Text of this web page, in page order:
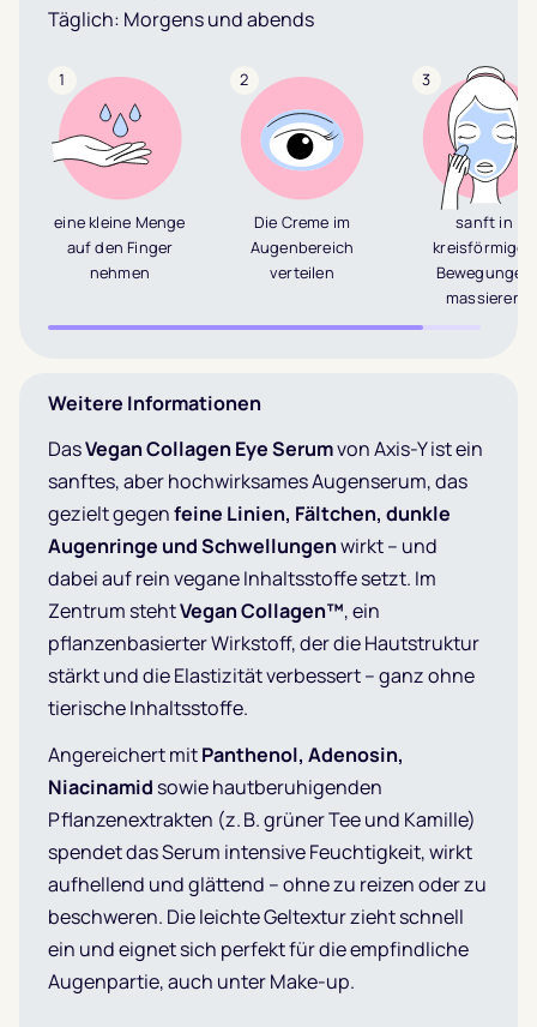
Täglich: Morgens und abends
1
eine kleine Menge
auf den Finger
nehmen
2
Die Creme im
Augenbereich
verteilen
3
sanft in
kreisförmigen
Bewegungen
massieren
Weitere Informationen
DasVegan Collagen Eye Serumvon Axis-Y ist ein
sanftes, aber hochwirksames Augenserum, das
gezielt gegenfeine Linien, Fältchen, dunkle
Augenringe und Schwellungenwirkt – und
dabei auf rein vegane Inhaltsstoffe setzt. Im
Zentrum stehtVegan Collagen™, ein
pflanzenbasierter Wirkstoff, der die Hautstruktur
stärkt und die Elastizität verbessert – ganz ohne
tierische Inhaltsstoffe.
Angereichert mitPanthenol, Adenosin,
Niacinamid sowie hautberuhigenden
Pflanzenextrakten (z. B. grüner Tee und Kamille)
spendet das Serum intensive Feuchtigkeit, wirkt
aufhellend und glättend – ohne zu reizen oder zu
beschweren. Die leichte Geltextur zieht schnell
ein und eignet sich perfekt für die empfindliche
Augenpartie, auch unter Make-up.